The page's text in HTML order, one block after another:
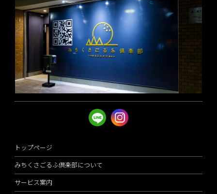
トップページ
みちくさごるふ倶楽部について
サービス案内